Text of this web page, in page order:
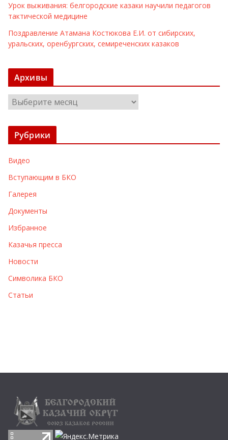
Урок выживания: белгородские казаки научили педагогов
тактической медицине
Поздравление Атамана Костюкова Е.И. от сибирских,
уральских, оренбургских, семиреченских казаков
Архивы
р
х
ы
Рубрики
Видео
Вступающим в БКО
Галерея
Документы
Избранное
Казачья пресса
Новости
Символика БКО
Статьи